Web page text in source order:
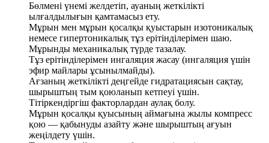
Бөлмені үнемі желдетіп, ауаның жеткілікті
ылғалдылығын қамтамасыз ету.
Мұрын мен мұрын қосалқы қуыстарын изотоникалық
немесе гипертоникалық тұз ерітінділерімен шаю.
Мұрынды механикалық түрде тазалау.
Тұз ерітінділерімен ингаляция жасау (ингаляция үшін
эфир майлары ұсынылмайды).
Ағзаның жеткілікті деңгейде гидратациясын сақтау,
шырыштың тым қоюланып кетпеуі үшін.
Тітіркендіргіш факторлардан аулақ болу.
Мұрын қосалқы қуысының аймағына жылы компресс
қою — қабынуды азайту және шырыштың ағуын
жеңілдету үшін.